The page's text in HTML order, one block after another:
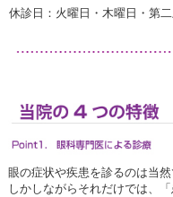
休診日：火曜日・木曜日・第
眼の症状や疾患を診るのは当然
しかしながらそれだけでは、